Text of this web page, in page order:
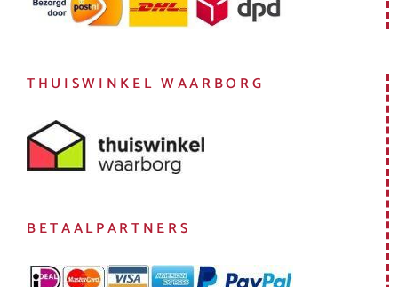
THUISWINKEL WAARBORG
BETAALPARTNERS